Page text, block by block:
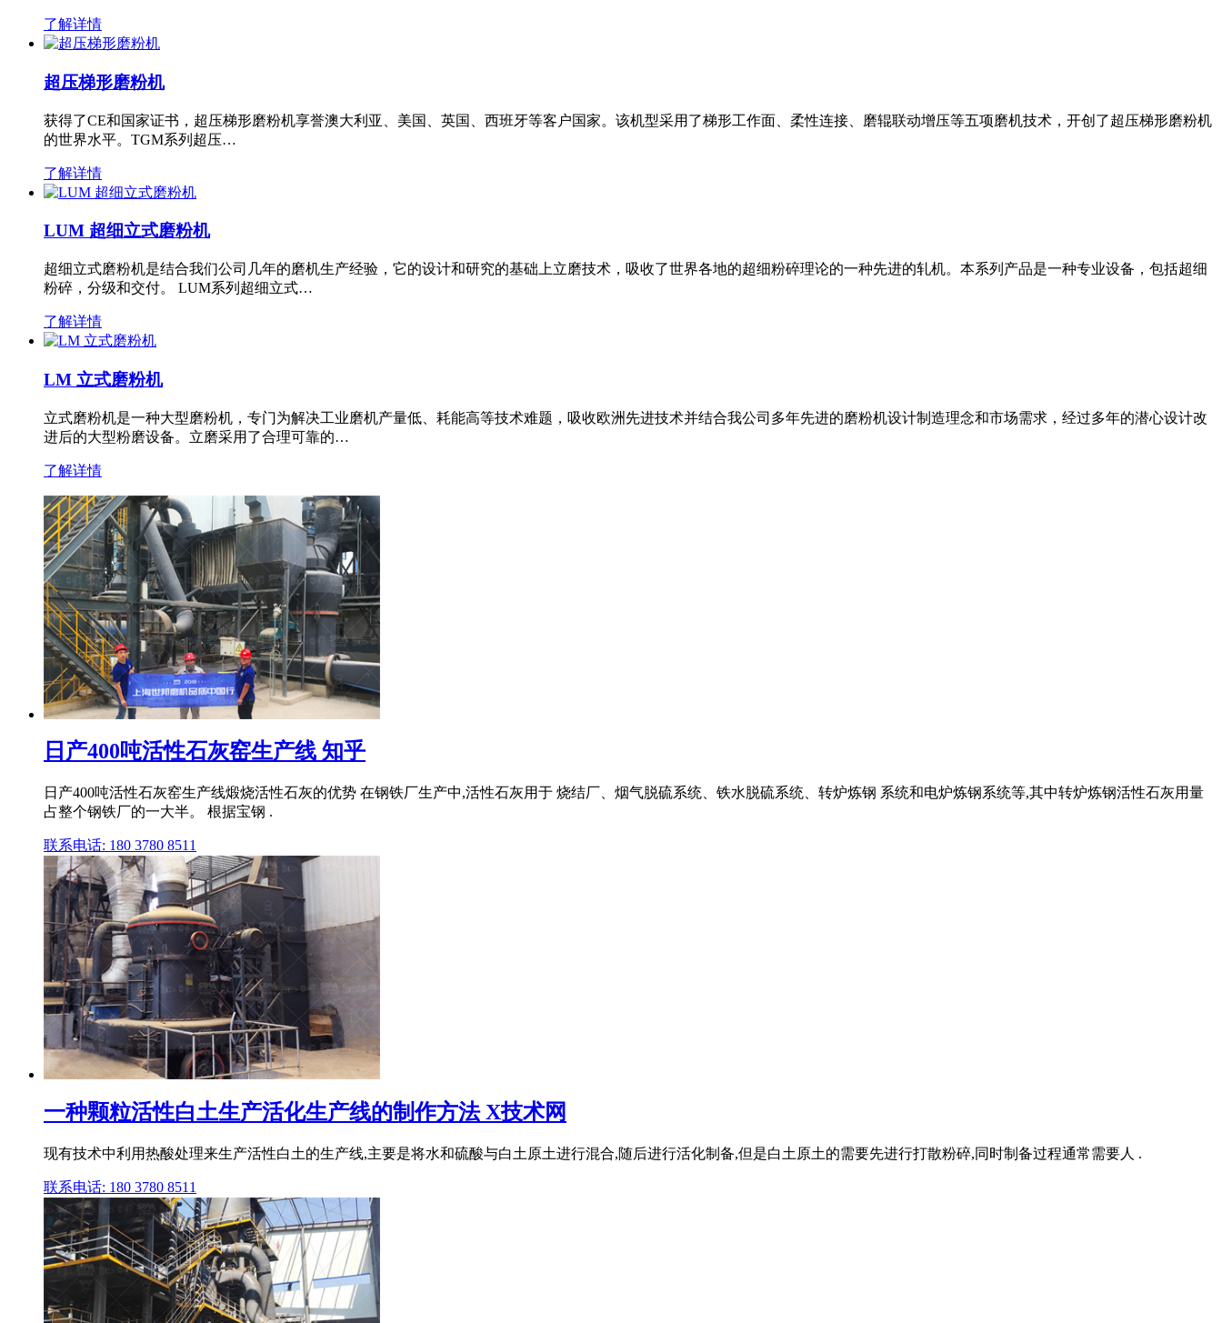
了解详情
超压梯形磨粉机
获得了CE和国家证书，超压梯形磨粉机享誉澳大利亚、美国、英国、西班牙等客户国家。该机型采用了梯形工作面、柔性连接、磨辊联动增压等五项磨机技术，开创了超压梯形磨粉机
的世界水平。TGM系列超压…
了解详情
LUM 超细立式磨粉机
超细立式磨粉机是结合我们公司几年的磨机生产经验，它的设计和研究的基础上立磨技术，吸收了世界各地的超细粉碎理论的一种先进的轧机。本系列产品是一种专业设备，包括超细
粉碎，分级和交付。 LUM系列超细立式…
了解详情
LM 立式磨粉机
立式磨粉机是一种大型磨粉机，专门为解决工业磨机产量低、耗能高等技术难题，吸收欧洲先进技术并结合我公司多年先进的磨粉机设计制造理念和市场需求，经过多年的潜心设计改
进后的大型粉磨设备。立磨采用了合理可靠的…
了解详情
日产400吨活性石灰窑生产线 知乎
日产400吨活性石灰窑生产线煅烧活性石灰的优势 在钢铁厂生产中,活性石灰用于 烧结厂、烟气脱硫系统、铁水脱硫系统、转炉炼钢 系统和电炉炼钢系统等,其中转炉炼钢活性石灰用量
占整个钢铁厂的一大半。 根据宝钢 .
联系电话: 180 3780 8511
一种颗粒活性白土生产活化生产线的制作方法 X技术网
现有技术中利用热酸处理来生产活性白土的生产线,主要是将水和硫酸与白土原土进行混合,随后进行活化制备,但是白土原土的需要先进行打散粉碎,同时制备过程通常需要人 .
联系电话: 180 3780 8511